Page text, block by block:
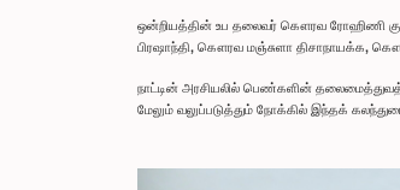
ஒன்றியத்தின் உப தலைவர் கௌரவ ரோஹிணி
பிரஷாந்தி, கௌரவ மஞ்சுளா திசாநாயக்க,
நாட்டின் அரசியலில் பெண்களின்
மேலும் வலுப்படுத்தும் நோக்கில் இந்தக்